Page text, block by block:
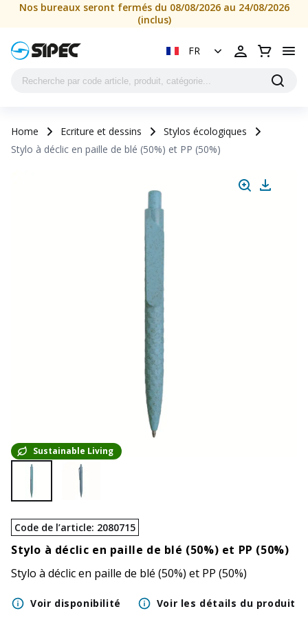
Nos bureaux seront fermés du 08/08/2026 au 24/08/2026
(inclus)
FR
Home Ecriture et dessins
Stylos écologiques
Stylo à déclic en paille de blé (50%) et PP (50%)
Sustainable Living
Code de l’article: 2080715
Stylo à déclic en paille de blé (50%) et PP (50%)
Stylo à déclic en paille de blé (50%) et PP (50%)
Voir disponibilité Voir les détails du produit